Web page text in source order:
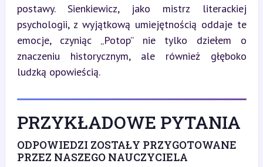
postawy. Sienkiewicz, jako mistrz literackiej
psychologii, z wyjątkową umiejętnością oddaje te
emocje, czyniąc „Potop” nie tylko dziełem o
znaczeniu historycznym, ale również głęboko
ludzką opowieścią.
PRZYKŁADOWE PYTANIA
ODPOWIEDZI ZOSTAŁY PRZYGOTOWANE
PRZEZ NASZEGO NAUCZYCIELA